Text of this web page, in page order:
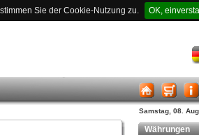
Sie der Cookie-Nutzung zu. OK,
Samstag, 08.
Währungen